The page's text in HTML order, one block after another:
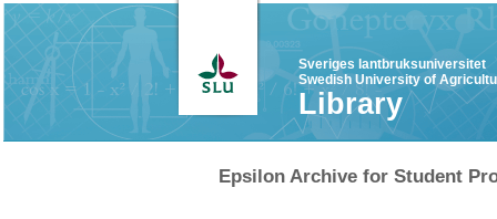
Sveriges lantbruksuniversitet
Swedish University of
Library
Epsilon Archive for Student